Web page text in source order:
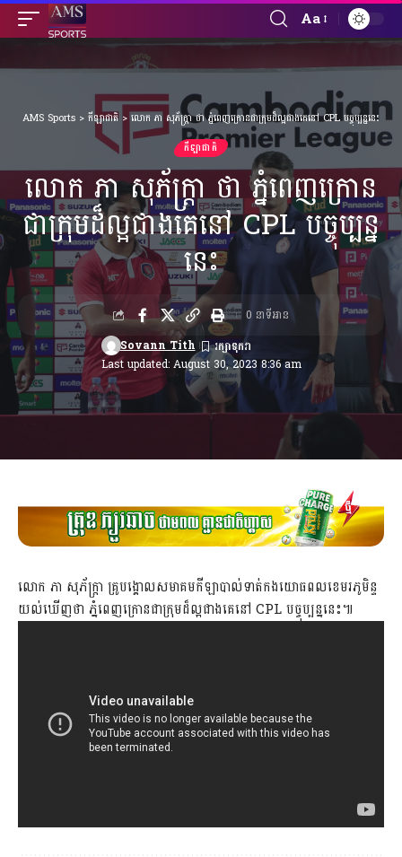
Font
Resizer
Aa
AMS Sports > កីឡាជាតិ > លោក ភា សុភ័ក្ត្រា ថា ភ្នំពេញក្រោនជាក្រុមដ៏ល្អជាងគេនៅ CPL បច្ចុប្បន្ននេះ
កីឡាជាតិ
លោក ភា សុភ័ក្ត្រា ថា ភ្នំពេញក្រោន
ជាក្រុមដ៏ល្អជាងគេនៅ CPL បច្ចុប្បន្ន
នេះ
Last updated: August 30, 2023 8:36 am
Sovann Tith
0 នាទីអាន
លោក ភា សុភ័ក្ត្រា គ្រូបង្គោលសមាគមកីឡាបាល់ទាត់កងយោធពលខេមរភូមិន្ទ
យល់ឃើញថា ភ្នំពេញក្រោនជាក្រុមដ៏ល្អជាងគេនៅ CPL បច្ចុប្បន្ននេះ៕